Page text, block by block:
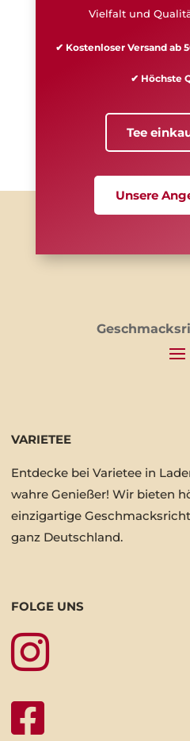
Vielfalt und
✔ Kostenloser Versand ab
✔ Höchste
Tee
Unsere
VARIETEE
Entdecke bei Varietee in
wahre Genießer! Wir bieten
einzigartige
ganz Deutschland.
FOLGE UNS

